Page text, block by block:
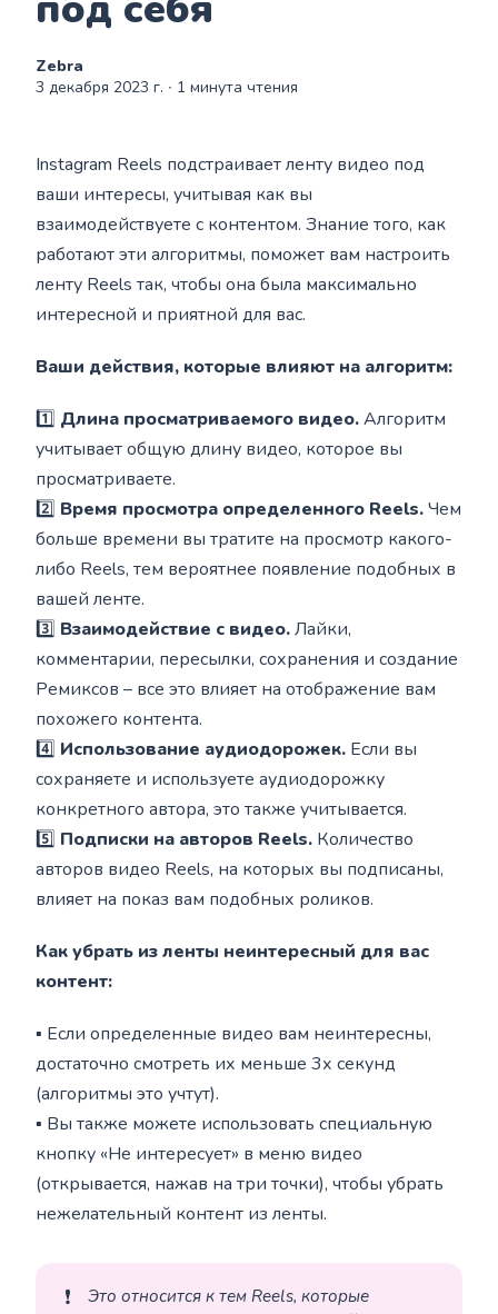
Zebra
3 декабря 2023 г. ∙ 1 минута чтения
Instagram Reels подстраивает ленту видео под
ваши интересы, учитывая как вы
взаимодействуете с контентом. Знание того, как
работают эти алгоритмы, поможет вам настроить
ленту Reels так, чтобы она была максимально
интересной и приятной для вас.
Ваши действия, которые влияют на алгоритм:
1️⃣ Длина просматриваемого видео.Алгоритм
учитывает общую длину видео, которое вы
просматриваете.
2️⃣ Время просмотра определенного Reels.Чем
больше времени вы тратите на просмотр какого-
либо Reels, тем вероятнее появление подобных в
вашей ленте.
3️⃣ Взаимодействие с видео.Лайки,
комментарии, пересылки, сохранения и создание
Ремиксов – все это влияет на отображение вам
похожего контента.
4️⃣ Использование аудиодорожек. Если вы
сохраняете и используете аудиодорожку
конкретного автора, это также учитывается.
5️⃣ Подписки на авторов Reels. Количество
авторов видео Reels, на которых вы подписаны,
влияет на показ вам подобных роликов.
Как убрать из ленты неинтересный для вас
контент:
▪️ Если определенные видео вам неинтересны,
достаточно смотреть их меньше 3х секунд
(алгоритмы это учтут).
▪️ Вы также можете использовать специальную
кнопку «Не интересует» в меню видео
(открывается, нажав на три точки), чтобы убрать
нежелательный контент из ленты.
❗
Это относится к тем Reels, которые